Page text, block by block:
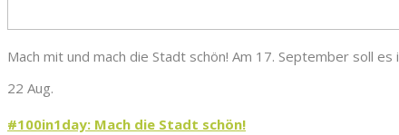
Mach mit und mach die Stadt schön! Am 17. September soll
22 Aug.
#100in1day: Mach die Stadt schön!